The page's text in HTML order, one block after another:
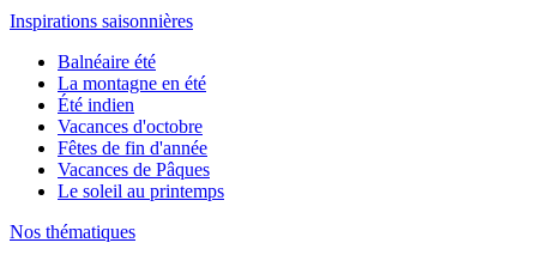
Inspirations saisonnières
Balnéaire été
La montagne en été
Été indien
Vacances d'octobre
Fêtes de fin d'année
Vacances de Pâques
Le soleil au printemps
Nos thématiques